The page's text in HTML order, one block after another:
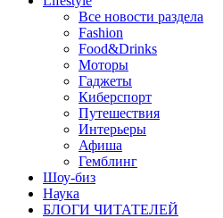
Все новости раздела
Fashion
Food&Drinks
Моторы
Гаджеты
Киберспорт
Путешествия
Интерьеры
Афиша
Гемблинг
Шоу-биз
Наука
БЛОГИ ЧИТАТЕЛЕЙ